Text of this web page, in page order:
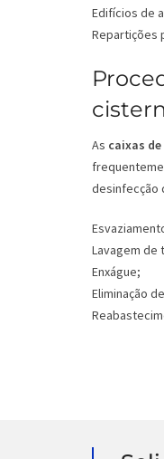
Edifícios de
Repartições
As caixas
desinfecção
Lavagem de
Enxágue;
Eliminação